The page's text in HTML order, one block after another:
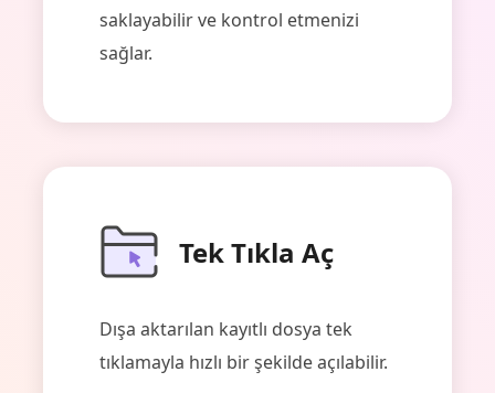
saklayabilir ve kontrol etmenizi
sağlar.
Tek Tıkla Aç
Dışa aktarılan kayıtlı dosya tek
tıklamayla hızlı bir şekilde açılabilir.